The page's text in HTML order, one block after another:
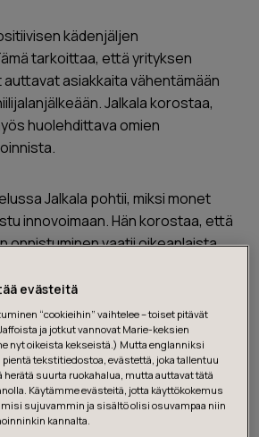
kädenjäljen
tarkoittaa, että yrityksen
asiakkaita vähentämään
Jalkala korostaa,
huolehdittava omien
Jalkala pohtii, miksi monet
innovoimaan. Hän korostaa, että
onnistuminen vaatii oikeanlaista
ja utelias mieli ovat
tärkeimpiä
evästeitä
“cookieihin” vaihtelee – toiset pitävät
ja jotkut vannovat Marie-keksien
nyt oikeista kekseistä.) Mutta englanniksi
pientä tekstitiedostoa, evästettä, joka tallentuu
herätä suurta ruokahalua, mutta auttavat tätä
Käytämme evästeitä, jotta käyttökokemus
sujuvammin ja sisältö olisi osuvampaa niin
kannalta.